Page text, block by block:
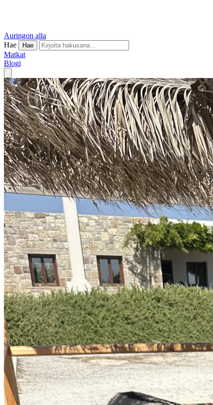
Auringon alla
Hae
Hae
Matkat
Blogi